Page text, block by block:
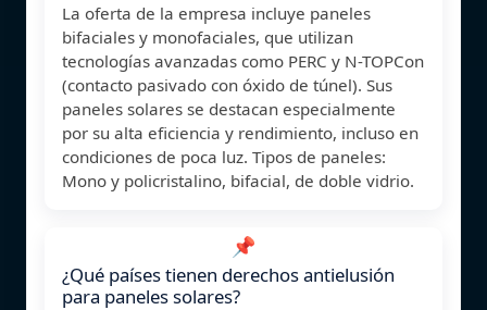
La oferta de la empresa incluye paneles
bifaciales y monofaciales, que utilizan
tecnologías avanzadas como PERC y N-TOPCon
(contacto pasivado con óxido de túnel). Sus
paneles solares se destacan especialmente
por su alta eficiencia y rendimiento, incluso en
condiciones de poca luz. Tipos de paneles:
Mono y policristalino, bifacial, de doble vidrio.
📌
¿Qué países tienen derechos antielusión
para paneles solares?